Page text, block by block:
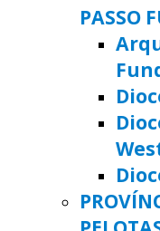
PASSO